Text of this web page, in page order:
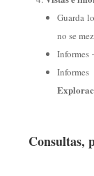
Guarda
no se
Consultas,